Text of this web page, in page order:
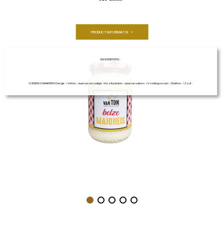
PRODUCTINFORMATIE
INGREDIENTEN: -
VOEDINGSWAARDEN: Energie - | Vetten - waarvan verzadigd - | Koolhydraten - waarvan suikers - | Voedingsvezels - | Eiwitten - | Zout -